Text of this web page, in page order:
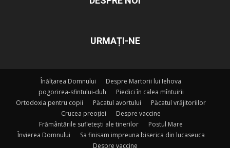
URMAȚI-NE
Înălțarea Domnului
Despre Martorii lui Iehova
pogorirea-sfintului-duh
Piedici în calea mîntuirii
Ortodoxia pentru copii
Păcatul avortului
Păcatul vrăjitoriilor
Crucea preoției
Despre vaccine
Frământările sufletești ale tinerilor
Postul Mare
Învierea Domnului
Sa finisam impreuna biserica din lucaseuca
Despre vaccine